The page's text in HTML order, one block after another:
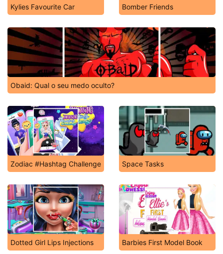
Kylies Favourite Car Bomber Friends
Obaid: Qual o seu medo oculto?
Zodiac #Hashtag Challenge Space Tasks
Dotted Girl Lips Injections Barbies First Model Book